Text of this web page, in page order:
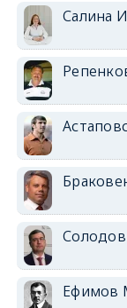
Салина
Ефимов